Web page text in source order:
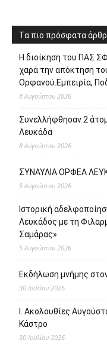
Τα πιο πρόσφατα
Η διοίκηση του ΠΑΣ
χαρά την απόκτηση
Ορφανού.Εμπειρία,
8 Αυγούστου 2026
Συνελλήφθησαν 2
Λευκάδα
8 Αυγούστου 2026
ΣΥΝΑΥΛΙΑ ΟΡΦΕΑ
5 Αυγούστου 2026
Ιστορική
Λευκάδος με τη
Σαμάρας»
5 Αυγούστου 2026
Εκδήλωση μνήμης
30 Ιουλίου 2026
Ι. Ακολουθίες
Κάστρο
30 Ιουλίου 2026